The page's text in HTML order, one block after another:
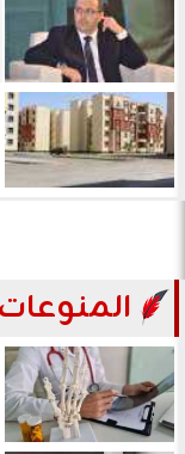
المنوعات